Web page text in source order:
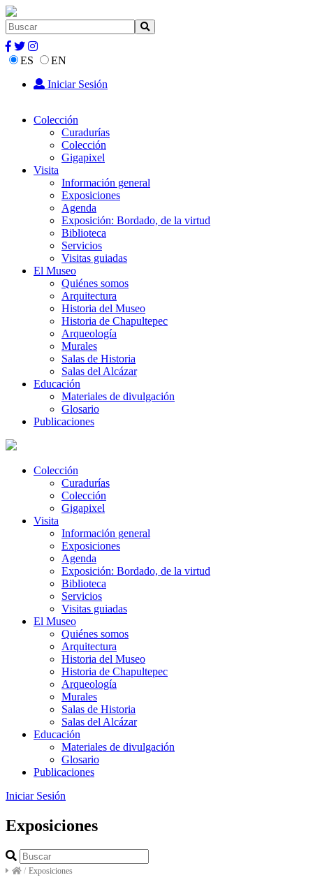
ES
EN
Iniciar Sesión
Colección
Curadurías
Colección
Gigapixel
Visita
Información general
Exposiciones
Agenda
Exposición: Bordado, de la virtud
Biblioteca
Servicios
Visitas guiadas
El Museo
Quiénes somos
Arquitectura
Historia del Museo
Historia de Chapultepec
Arqueología
Murales
Salas de Historia
Salas del Alcázar
Educación
Materiales de divulgación
Glosario
Publicaciones
Colección
Curadurías
Colección
Gigapixel
Visita
Información general
Exposiciones
Agenda
Exposición: Bordado, de la virtud
Biblioteca
Servicios
Visitas guiadas
El Museo
Quiénes somos
Arquitectura
Historia del Museo
Historia de Chapultepec
Arqueología
Murales
Salas de Historia
Salas del Alcázar
Educación
Materiales de divulgación
Glosario
Publicaciones
Iniciar Sesión
Exposiciones
/ Exposiciones